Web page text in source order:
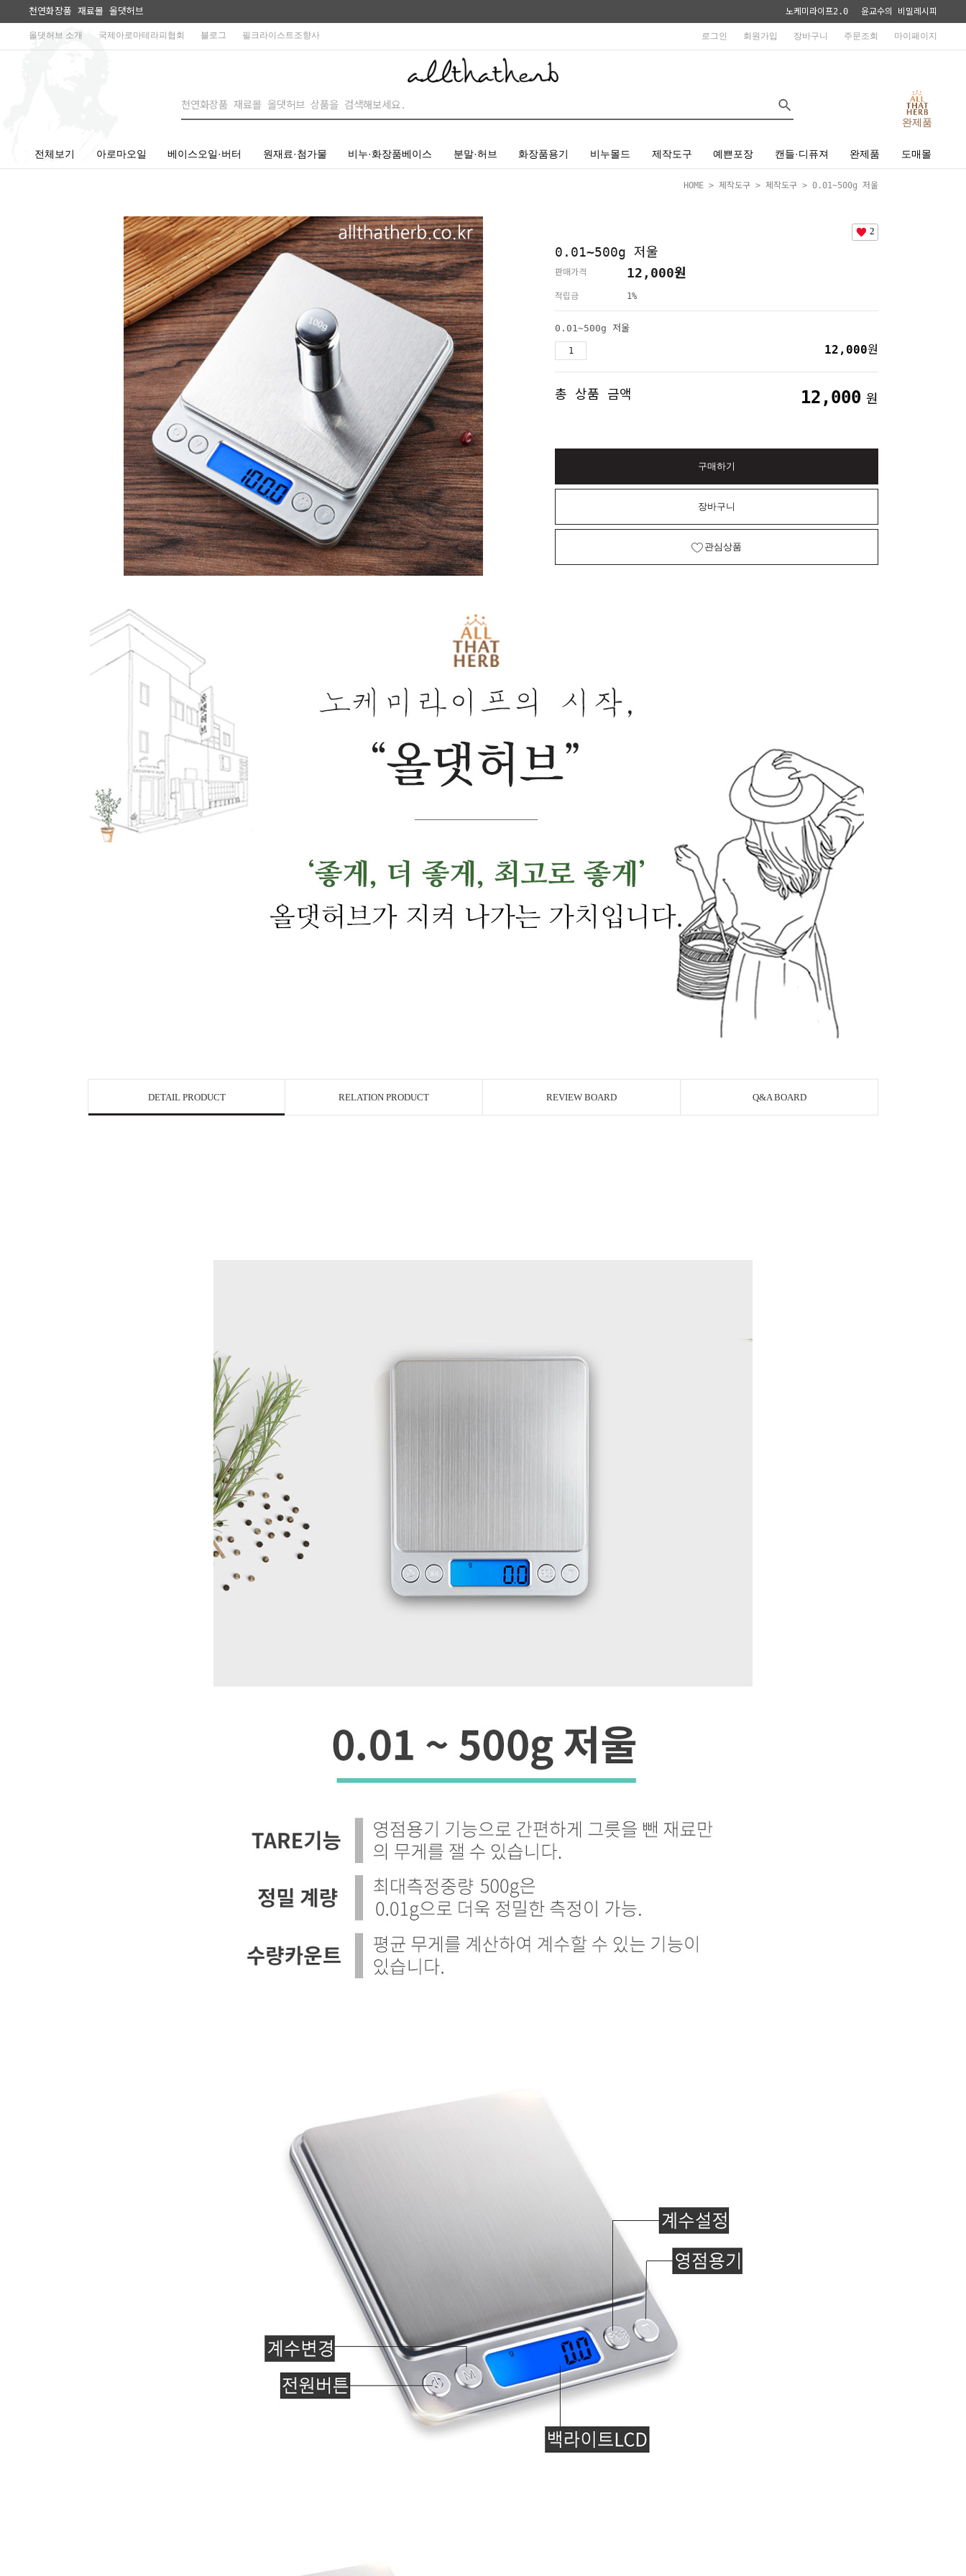
천연화장품 재료몰 올댓허브 노케미라이프2.0 윤교수의 비밀레시피
올댓허브 소개 국제아로마테라피협회 블로그 필크라이스트조향사 로그인 회원가입 장바구니 주문조회 마이페이지
완제품
전체보기 아로마오일 베이스오일·버터 원재료·첨가물 비누·화장품베이스 분말·허브 화장품용기 비누몰드 제작도구 예쁜포장 캔들·디퓨져 완제품 도매몰
HOME > 제작도구 > 제작도구 > 0.01~500g 저울
2
0.01~500g 저울
판매가격 12,000원
적립금 1%
0.01~500g 저울
12,000원
총 상품 금액 12,000 원
구매하기
장바구니
관심상품
DETAIL PRODUCT RELATION PRODUCT REVIEW BOARD Q&A BOARD